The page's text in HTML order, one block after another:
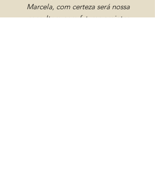
Marcela, com certeza será nossa
consultora para futuros projetos